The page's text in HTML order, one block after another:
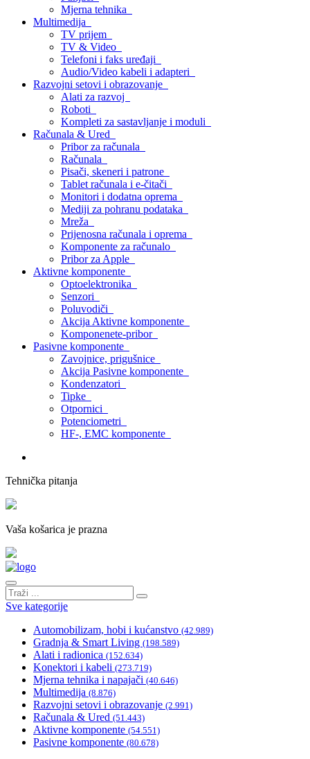
Mjerna tehnika
Multimedija
TV prijem
TV & Video
Telefoni i faks uređaji
Audio/Video kabeli i adapteri
Razvojni setovi i obrazovanje
Alati za razvoj
Roboti
Kompleti za sastavljanje i moduli
Računala & Ured
Pribor za računala
Računala
Pisači, skeneri i patrone
Tablet računala i e-čitači
Monitori i dodatna oprema
Mediji za pohranu podataka
Mreža
Prijenosna računala i oprema
Komponente za računalo
Pribor za Apple
Aktivne komponente
Optoelektronika
Senzori
Poluvodiči
Akcija Aktivne komponente
Komponenete-pribor
Pasivne komponente
Zavojnice, prigušnice
Akcija Pasivne komponente
Kondenzatori
Tipke
Otpornici
Potenciometri
HF-, EMC komponente
Tehnička pitanja
Vaša košarica je prazna
Sve kategorije
Automobilizam, hobi i kućanstvo (42.989)
Gradnja & Smart Living (198.589)
Alati i radionica (152.634)
Konektori i kabeli (273.719)
Mjerna tehnika i napajači (40.646)
Multimedija (8.876)
Razvojni setovi i obrazovanje (2.991)
Računala & Ured (51.443)
Aktivne komponente (54.551)
Pasivne komponente (80.678)